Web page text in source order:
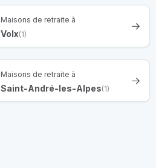
Maisons de retraite à
Volx(1)
Maisons de retraite à
Saint-André-les-Alpes(1)